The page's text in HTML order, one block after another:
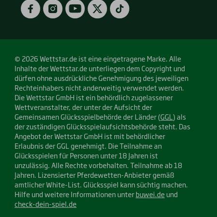
FacebookInstagramYouTubeTwitterTikTok
© 2026 Wettstar.de ist eine eingetragene Marke. Alle
Inhalte der Wettstar.de unterliegen dem Copyright und
dürfen ohne ausdrückliche Genehmigung des jeweiligen
Rechteinhabers nicht anderweitig verwendet werden.
Die Wettstar GmbH ist ein behördlich zugelassener
Wettveranstalter, der unter der Aufsicht der
Gemeinsamen Glücksspielbehörde der Länder (GGL ) als
der zuständigen Glücksspielaufsichtsbehörde steht. Das
Angebot der Wettstar GmbH ist mit behördlicher
Erlaubnis der GGL genehmigt. Die Teilnahme an
Glücksspielen für Personen unter 18 Jahren ist
unzulässig. Alle Rechte vorbehalten. Teilnahme ab 18
Jahren. Lizensierter Pferdewetten-Anbieter gemäß
amtlicher White-List. Glücksspiel kann süchtig machen.
Hilfe und weitere Informationen unterbuwei.deund
check-dein-spiel.de